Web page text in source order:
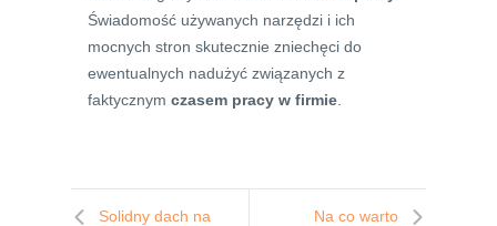
Świadomość używanych narzędzi i ich
mocnych stron skutecznie zniechęci do
ewentualnych nadużyć związanych z
faktycznym czasem pracy w firmie
Solidny dach na
Na co warto